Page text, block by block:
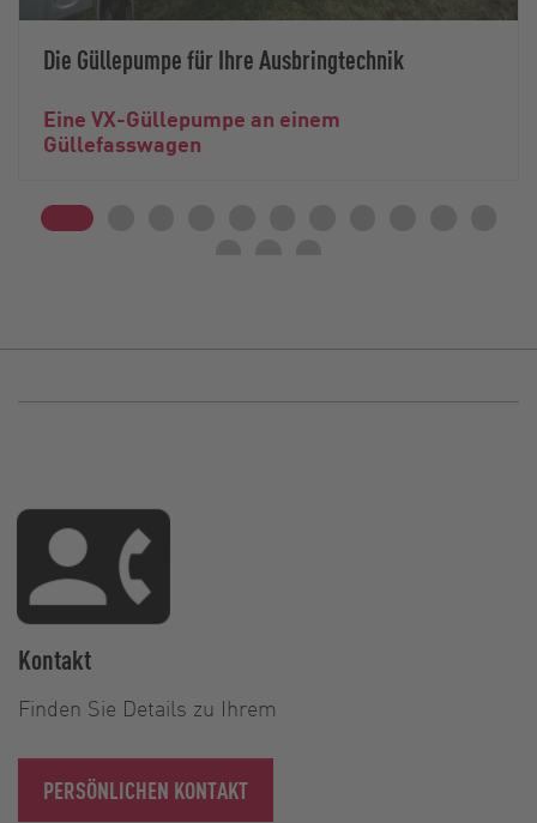
Die Güllepumpe für Ihre Ausbringtechnik
Eine VX-Güllepumpe an einem
Güllefasswagen
Kontakt
Finden Sie Details zu Ihrem
PERSÖNLICHEN KONTAKT